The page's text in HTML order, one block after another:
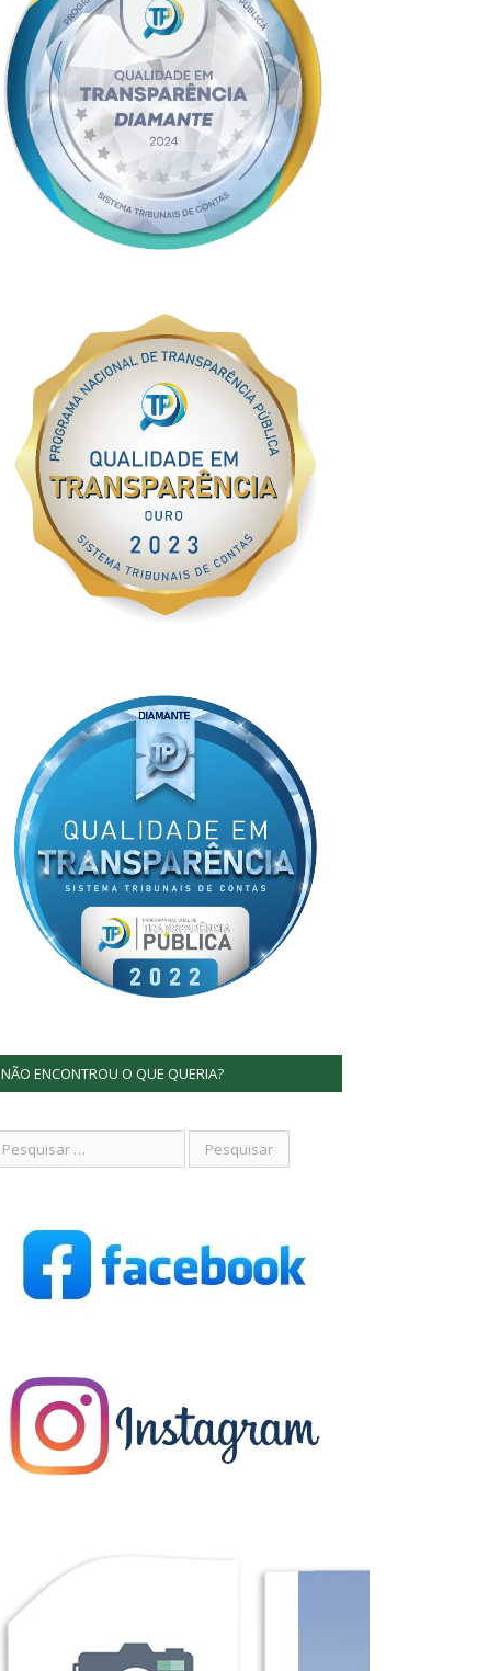
NÃO ENCONTROU O QUE QUERIA?